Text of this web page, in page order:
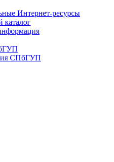
Интернет-ресурсы
каталог
СПбГУП